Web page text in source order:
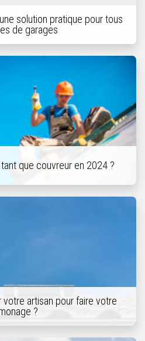
solution pratique pour tous
de garages
que couvreur en 2024 ?
artisan pour faire votre
?